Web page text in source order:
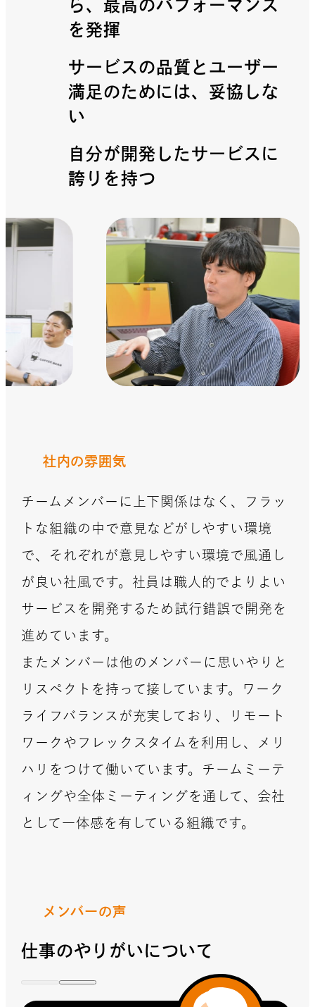
ら、最高のパフォーマンス
を発揮
サービスの品質とユーザー
満足のためには、妥協しな
い
自分が開発したサービスに
誇りを持つ
社内の雰囲気
チームメンバーに上下関係はなく、フラッ
トな組織の中で意見などがしやすい環境
で、それぞれが意見しやすい環境で風通し
が良い社風です。社員は職人的でよりよい
サービスを開発するため試行錯誤で開発を
進めています。
またメンバーは他のメンバーに思いやりと​
リスペクトを持って接しています。ワーク
ライフバランスが充実しており、リモート
ワークやフレックスタイムを利用し、メリ
ハリをつけて働いています。チームミーテ
ィングや全体ミーティングを通して、会社
として一体感を有している組織です。
メンバーの声
仕事のやりがいについて